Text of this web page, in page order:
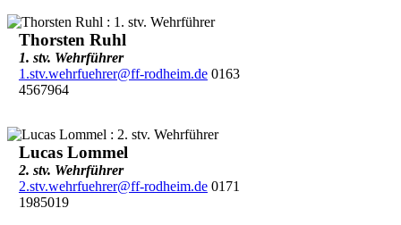
Thorsten Ruhl
1. stv. Wehrführer
1.stv.wehrfuehrer@ff-rodheim.de0163
4567964
Lucas Lommel
2. stv. Wehrführer
2.stv.wehrfuehrer@ff-rodheim.de0171
1985019